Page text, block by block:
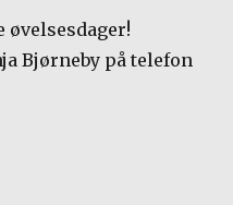
øvelsesdager!
Bjørneby på telefon